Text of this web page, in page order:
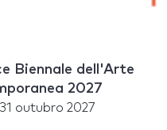
Biennale dell'Arte
2027
31 outubro 2027